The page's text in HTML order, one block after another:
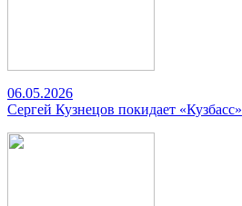
06.05.2026
Сергей Кузнецов покидает «Кузбасс»